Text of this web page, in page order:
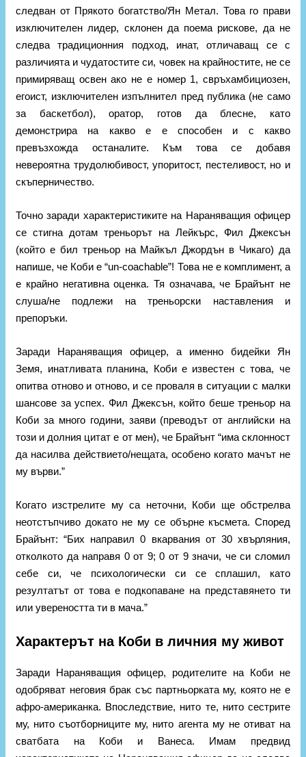
следван от Прякото богатство/Ян Метал. Това го прави
изключителен лидер, склонен да поема рискове, да не
следва традиционния подход, инат, отличаващ се с
различията и чудатостите си, човек на крайностите, не се
примиряващ освен ако не е номер 1, свръхамбициозен,
егоист, изключителен изпълнител пред публика (не само
за баскетбол), оратор, готов да блесне, като
демонстрира на какво е е способен и с какво
превъзхожда останалите. Към това се добавя
невероятна трудолюбивост, упоритост, пестеливост, но и
скъперничество.
Точно заради характеристиките на Нараняващия офицер
се стигна дотам треньорът на Лейкърс, Фил Джексън
(който е бил треньор на Майкъл Джордън в Чикаго) да
напише, че Коби е “un-coachable”! Това не е комплимент, а
е крайно негативна оценка. Тя означава, че Брайънт не
слуша/не подлежи на треньорски наставления и
препоръки.
Заради Нараняващия офицер, а именно бидейки Ян
Земя, инатливата планина, Коби е известен с това, че
опитва отново и отново, и се проваля в ситуации с малки
шансове за успех. Фил Джексън, който беше треньор на
Коби за много години, заяви (преводът от английски на
този и долния цитат е от мен), че Брайънт “има склонност
да насилва действието/нещата, особено когато мачът не
му върви.”
Когато изстрелите му са неточни, Коби ще обстрелва
неотстъпчиво докато не му се обърне късмета. Според
Брайънт: “Бих направил 0 вкарвания от 30 хвърляния,
отколкото да направя 0 от 9; 0 от 9 значи, че си сломил
себе си, че психологически си се сплашил, като
резултатът от това е подкопаване на представянето ти
или увереността ти в мача.”
Характерът на Коби в личния му живот
Заради Нараняващия офицер, родителите на Коби не
одобряват неговия брак със партньорката му, която не е
афро-американка. Впоследствие, нито те, нито сестрите
му, нито съотборниците му, нито агента му не отиват на
сватбата на Коби и Ванеса. Имам предвид